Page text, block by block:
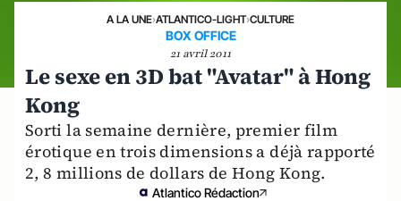
A LA UNE›ATLANTICO-LIGHT›CULTURE
BOX OFFICE
21 avril 2011
Le sexe en 3D bat "Avatar" à Hong
Kong
Sorti la semaine dernière, premier film
érotique en trois dimensions a déjà rapporté
2, 8 millions de dollars de Hong Kong.
Atlantico Rédaction